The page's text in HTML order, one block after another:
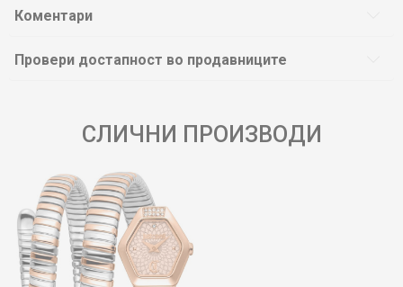
Коментари
Провери достапност во продавниците
СЛИЧНИ ПРОИЗВОДИ